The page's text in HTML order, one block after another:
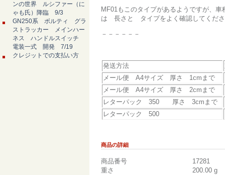
ンの世界 ルシファー（に
ゃも氏）降臨 9/3
GN250系 ボルティ グラ
ストラッカー メインハー
ネス ハンドルスイッチ
電装一式 開発 7/19
クレジットでの支払い方
MF01もこのタイプがあるようですが、
は 長さと タイプをよく確認してくだ
－－－－－－
発送方法
メール便 A4サイズ 厚さ 1cmまで
メール便 A4サイズ 厚さ 2cmまで
レターパック 350 厚さ 3cmまで
レターパック 500
商品の詳細
商品番号
17281
重さ
200.00 g